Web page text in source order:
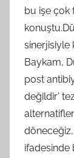
bu işe çok
sinerjisiyle
Baykam,
post
değildir'
ifadesinde